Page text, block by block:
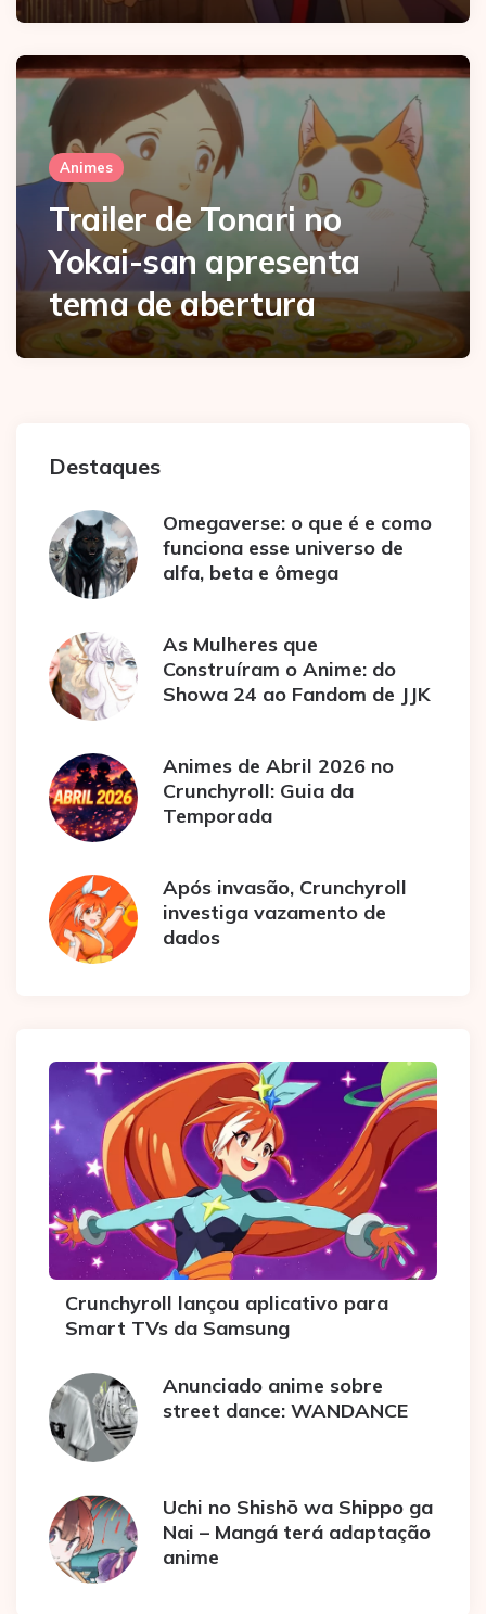
Animes
Trailer de Tonari no
Yokai-san apresenta
tema de abertura
Destaques
Omegaverse: o que é e como
funciona esse universo de
alfa, beta e ômega
As Mulheres que
Construíram o Anime: do
Showa 24 ao Fandom de JJK
Animes de Abril 2026 no
Crunchyroll: Guia da
Temporada
Após invasão, Crunchyroll
investiga vazamento de
dados
Crunchyroll lançou aplicativo para
Smart TVs da Samsung
Anunciado anime sobre
street dance: WANDANCE
Uchi no Shishō wa Shippo ga
Nai – Mangá terá adaptação
anime